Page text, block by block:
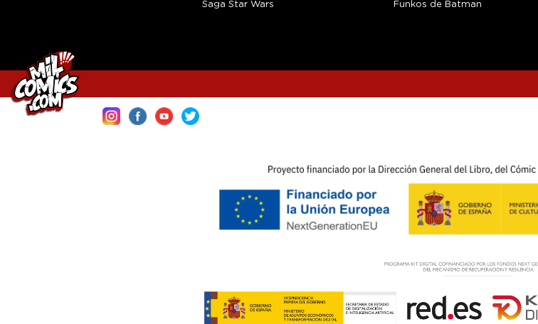
Saga Star Wars Funkos de Batman